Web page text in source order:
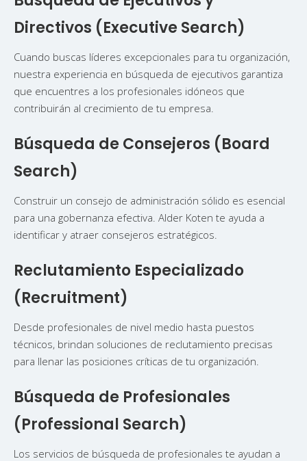
Directivos (Executive Search)
Cuando buscas líderes excepcionales para tu organización,
nuestra experiencia en búsqueda de ejecutivos garantiza
que encuentres a los profesionales idóneos que
contribuirán al crecimiento de tu empresa.
Búsqueda de Consejeros (Board
Search)
Construir un consejo de administración sólido es esencial
para una gobernanza efectiva. Alder Koten te ayuda a
identificar y atraer consejeros estratégicos.
Reclutamiento Especializado
(Recruitment)
Desde profesionales de nivel medio hasta puestos
técnicos, brindan soluciones de reclutamiento precisas
para llenar las posiciones críticas de tu organización.
Búsqueda de Profesionales
(Professional Search)
Los servicios de búsqueda de profesionales te ayudan a